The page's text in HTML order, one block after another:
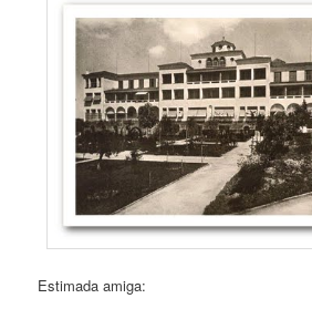
Estimada amiga: